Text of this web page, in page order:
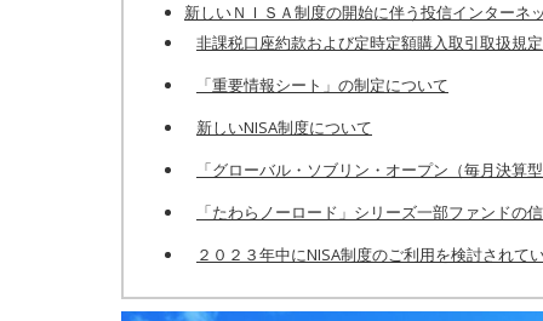
新しいＮＩＳＡ制度の開始に伴う​投信インターネ
非課税口座約款および定時定額購入取引取扱規
「重要情報シート」の制定について
新しいNISA制度について
「グローバル・ソブリン・オープン（毎月決算
「たわらノーロード」シリーズ一部ファンドの
２０２３年中にNISA制度のご利用を検討されて